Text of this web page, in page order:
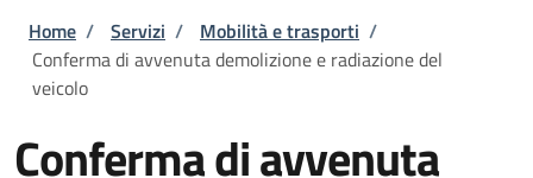
Briciole di pane
Home / Servizi / Mobilità e trasporti /
Conferma di avvenuta demolizione e radiazione del
veicolo
Conferma di avvenuta